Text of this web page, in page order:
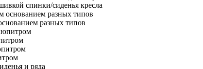
спинки/сиденья кресла
разных типов